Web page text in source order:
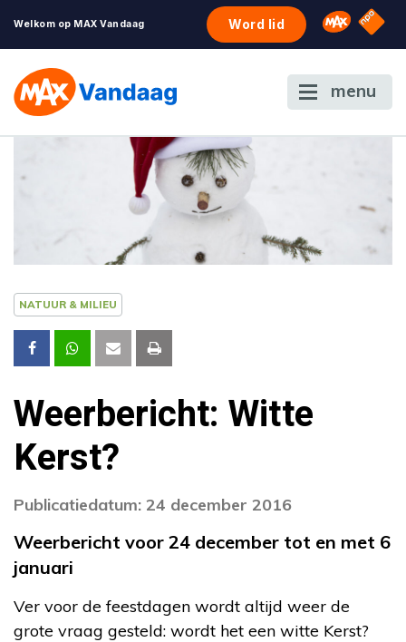
Welkom op MAX Vandaag Word lid Omroep
NPO
menu
NATUUR & MILIEU
Weerbericht: Witte
Kerst?
Publicatiedatum: 24 december 2016
Weerbericht voor 24 december tot en met 6
januari
Ver voor de feestdagen wordt altijd weer de
grote vraag gesteld: wordt het een witte Kerst?